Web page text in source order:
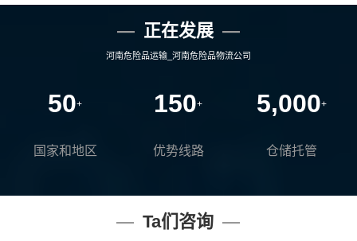
正在发展
河南危险品运输_河南危险品物流公司
50+
国家和地区
150+
优势线路
5,000+
仓储托管
Ta们咨询